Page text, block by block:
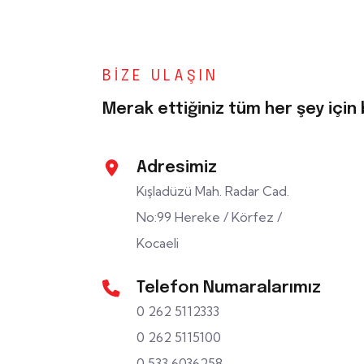
BIZE ULAŞIN
Merak ettiğiniz tüm her şey için
Adresimiz
Kışladüzü Mah. Radar Cad.
No:99 Hereke / Körfez /
Kocaeli
Telefon Numaralarımız
0 262 5112333
0 262 5115100